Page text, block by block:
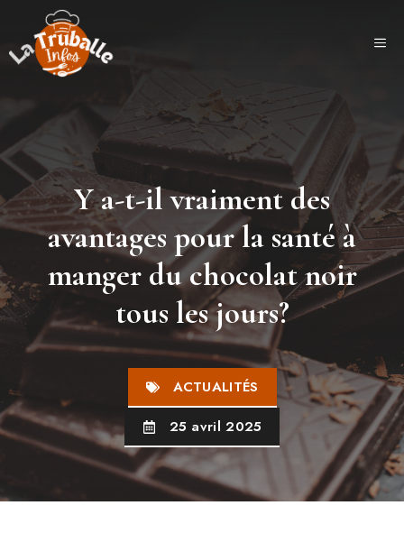
contenu
Y a-t-il vraiment des
avantages pour la santé à
manger du chocolat noir
tous les jours?
ACTUALITÉS
25 avril 2025